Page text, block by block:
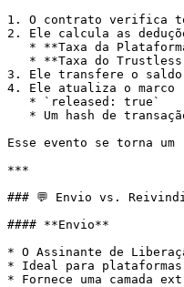
1. O contrato verifica
2. Ele calcula as
3. Ele transfere o saldo
4. Ele atualiza o marco
Esse evento se torna
***
### 💬 Envio vs.
#### **Envio**
* O Assinante de
* Ideal para plataformas
* Fornece uma camada